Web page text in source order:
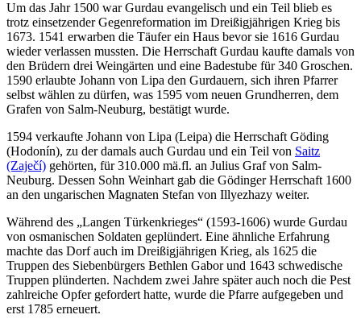
Um das Jahr 1500 war Gurdau evangelisch und ein Teil blieb es
trotz einsetzender Gegenreformation im Dreißigjährigen Krieg bis
1673. 1541 erwarben die Täufer ein Haus bevor sie 1616 Gurdau
wieder verlassen mussten. Die Herrschaft Gurdau kaufte damals von
den Brüdern drei Weingärten und eine Badestube für 340 Groschen.
1590 erlaubte Johann von Lipa den Gurdauern, sich ihren Pfarrer
selbst wählen zu dürfen, was 1595 vom neuen Grundherren, dem
Grafen von Salm-Neuburg, bestätigt wurde.
1594 verkaufte Johann von Lipa (Leipa) die Herrschaft Göding
(Hodonín), zu der damals auch Gurdau und ein Teil von Saitz
(Zaječí) gehörten, für 310.000 mä.fl. an Julius Graf von Salm-
Neuburg. Dessen Sohn Weinhart gab die Gödinger Herrschaft 1600
an den ungarischen Magnaten Stefan von Illyezhazy weiter.
Während des „Langen Türkenkrieges“ (1593-1606) wurde Gurdau
von osmanischen Soldaten geplündert. Eine ähnliche Erfahrung
machte das Dorf auch im Dreißigjährigen Krieg, als 1625 die
Truppen des Siebenbürgers Bethlen Gabor und 1643 schwedische
Truppen plünderten. Nachdem zwei Jahre später auch noch die Pest
zahlreiche Opfer gefordert hatte, wurde die Pfarre aufgegeben und
erst 1785 erneuert.